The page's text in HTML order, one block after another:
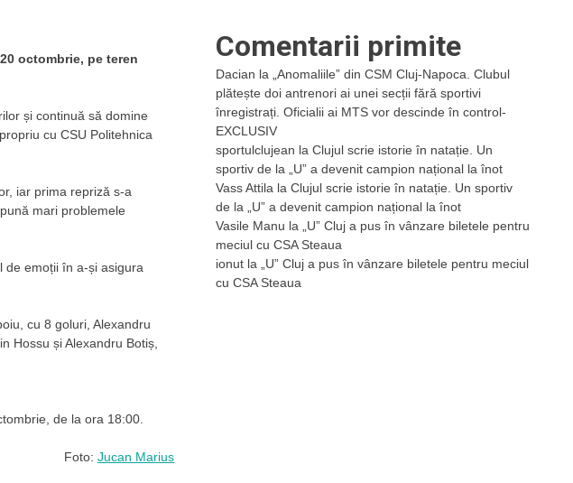
octombrie, pe teren
și continuă să domine
cu CSU Politehnica
iar prima repriză s-a
mari problemele
de emoții în a-și asigura
cu 8 goluri, Alexandru
Hossu și Alexandru Botiș,
de la ora 18:00.
Foto: Jucan Marius
Comentarii primite
Dacian la
„Anomaliile” din CSM Cluj-Napoca. Clubul
plătește doi antrenori ai unei secții fără sportivi
înregistrați. Oficialii ai MTS vor descinde în control-
EXCLUSIV
sportulclujean la Clujul scrie istorie în natație. Un
sportiv de la „U” a devenit campion național la înot
Vass Attila la Clujul scrie istorie în natație. Un sportiv
de la „U” a devenit campion național la înot
Vasile Manu la
„U” Cluj a pus în vânzare biletele pentru
meciul cu CSA Steaua
ionut la
„U” Cluj a pus în vânzare biletele pentru meciul
cu CSA Steaua